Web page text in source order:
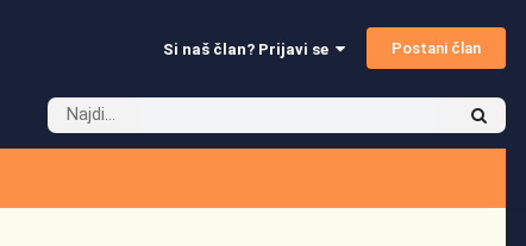
Si naš član? Prijavi se Postani član